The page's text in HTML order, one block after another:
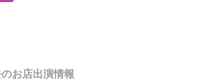
お店出演情報